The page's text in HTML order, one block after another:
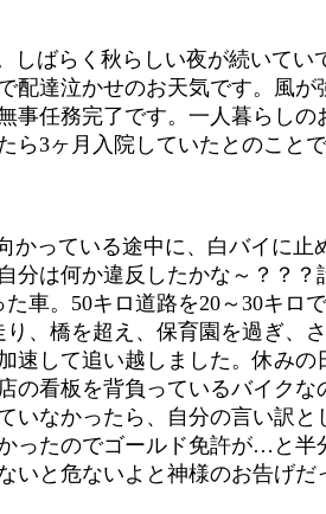
ばらく秋らしい夜が続いて
達泣かせのお天気です。風
任務完了です。一人暮らし
3ヶ月入院していたとのこと
っている途中に、白バイに
は何か違反したかな～？？
車。50キロ道路を20～30キロ
、橋を超え、保育園を過ぎ、
して追い越しました。休み
看板を背負っているバイク
なかったら、自分の言い訳と
ったのでゴールド免許が…と
と危ないよと神様のお告げ